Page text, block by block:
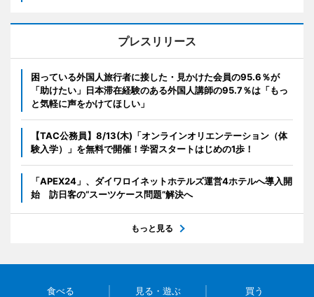
プレスリリース
困っている外国人旅行者に接した・見かけた会員の95.6％が
「助けたい」日本滞在経験のある外国人講師の95.7％は「もっ
と気軽に声をかけてほしい」
【TAC公務員】8/13(木)「オンラインオリエンテーション（体
験入学）」を無料で開催！学習スタートはじめの1歩！
「APEX24」、ダイワロイネットホテルズ運営4ホテルへ導入開
始 訪日客の“スーツケース問題”解決へ
もっと見る
食べる 見る・遊ぶ 買う